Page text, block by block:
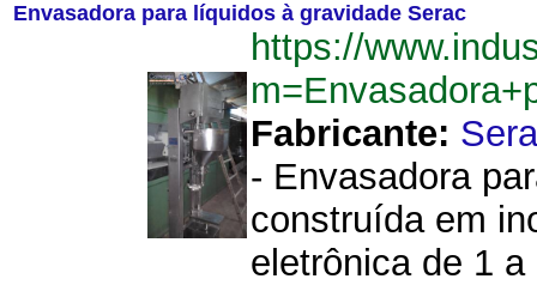
Envasadora para líquidos à gravidade Serac
https://
Fabricante:
- Envasadora
construída em
eletrônica de 1